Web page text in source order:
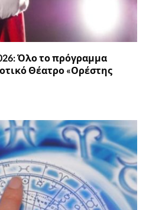
Όλο το πρόγραμμα
Θέατρο «Ορέστης